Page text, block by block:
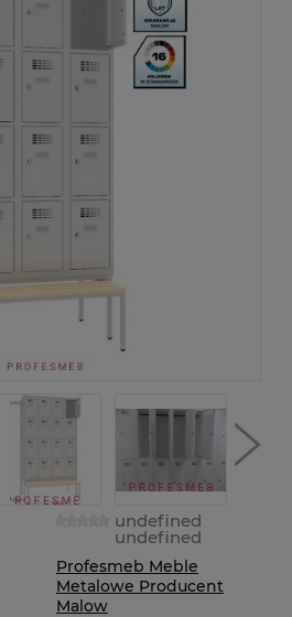
undefined
undefined
Profesmeb Meble
Metalowe Producent
Malow